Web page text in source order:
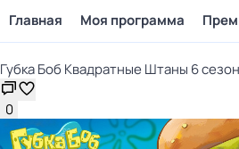
Главная Моя программа
Губка Боб Квадратные Штаны 6
0